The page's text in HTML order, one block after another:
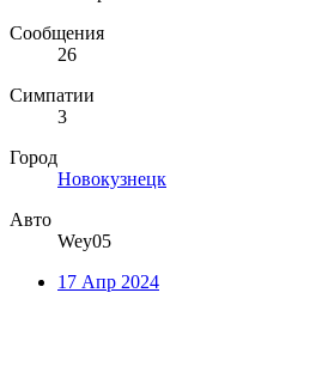
Сообщения
26
Симпатии
3
Город
Новокузнецк
Авто
Wey05
17 Апр 2024